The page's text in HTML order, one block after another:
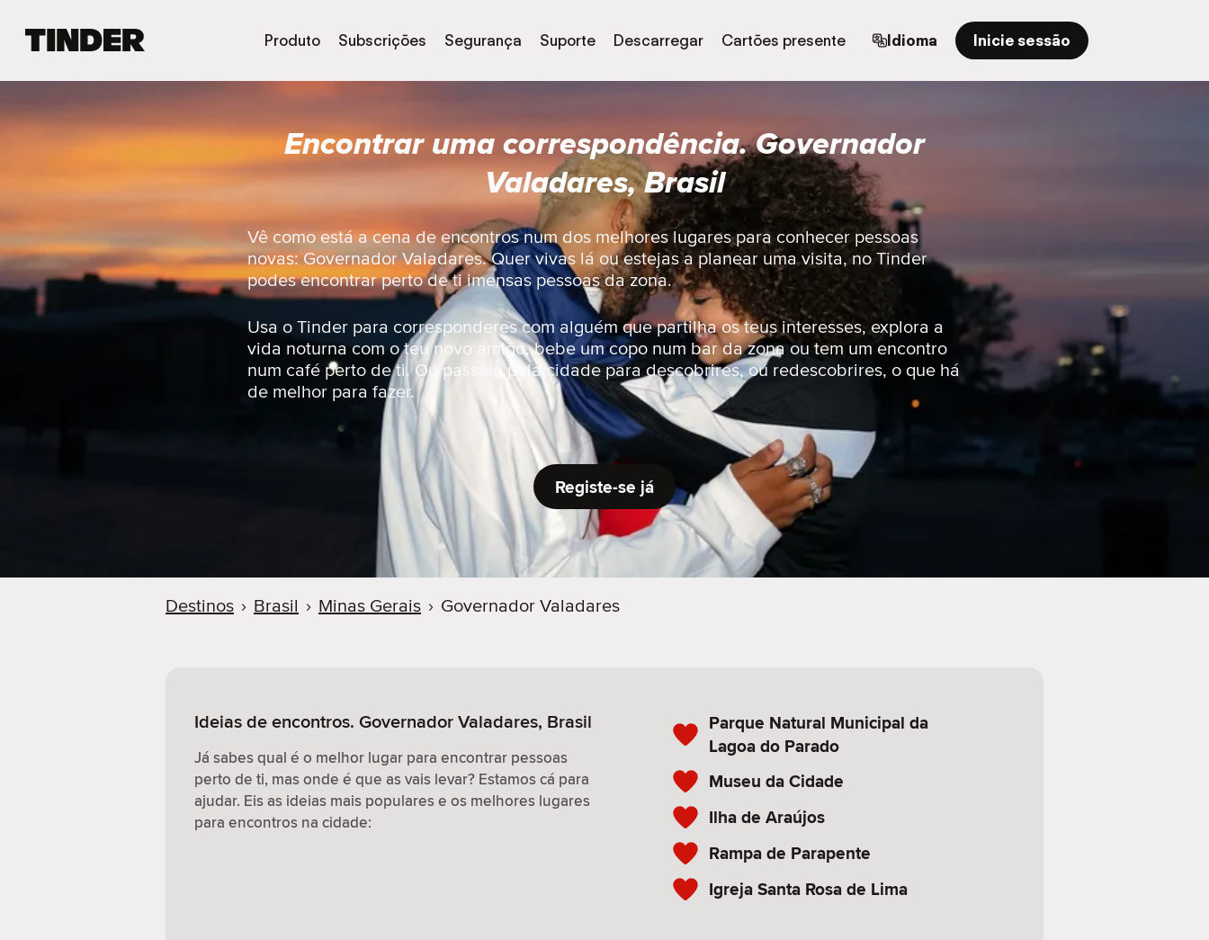
a
a
l
d
Produto Subscrições Segurança Suporte Descarregar Cartões presente Idioma Inicie sessão
Encontrar uma correspondência. Governador
Valadares, Brasil
Vê como está a cena de encontros num dos melhores lugares para conhecer pessoas
novas: Governador Valadares. Quer vivas lá ou estejas a planear uma visita, no Tinder
podes encontrar perto de ti imensas pessoas da zona.
Usa o Tinder para corresponderes com alguém que partilha os teus interesses, explora a
vida noturna com o teu novo amigo, bebe um copo num bar da zona ou tem um encontro
num café perto de ti. Ou passeia pela cidade para descobrires, ou redescobrires, o que há
de melhor para fazer.
Registe-se já
Destinos › Brasil › Minas Gerais › Governador Valadares
Ideias de encontros. Governador Valadares, Brasil
Já sabes qual é o melhor lugar para encontrar pessoas
perto de ti, mas onde é que as vais levar? Estamos cá para
ajudar. Eis as ideias mais populares e os melhores lugares
para encontros na cidade:
Parque Natural Municipal da
Lagoa do Parado
Museu da Cidade
Ilha de Araújos
Rampa de Parapente
Igreja Santa Rosa de Lima